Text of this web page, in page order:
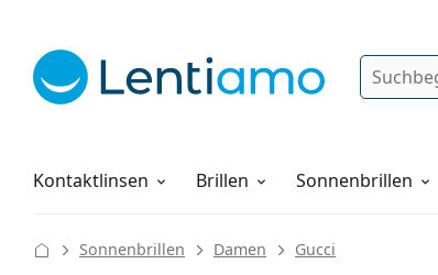
Suche
Kontaktlinsen
Pflegemittel Brillen Sonnenbrillen
Alles über den Einkauf
Sonnenbrillen Damen Gucci